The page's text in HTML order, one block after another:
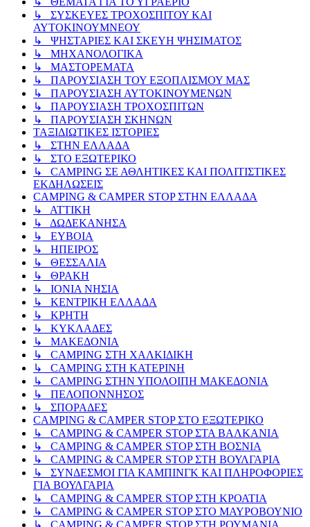
↳ ΣΥΣΚΕΥΕΣ ΤΡΟΧΟΣΠΙΤΟΥ ΚΑΙ
ΑΥΤΟΚΙΝΟΥΜΝΕΟΥ
↳ ΨΗΣΤΑΡΙΕΣ ΚΑΙ ΣΚΕΥΗ ΨΗΣΙΜΑΤΟΣ
↳ ΜΗΧΑΝΟΛΟΓΙΚΑ
↳ ΜΑΣΤΟΡΕΜΑΤΑ
↳ ΠΑΡΟΥΣΙΑΣΗ ΤΟΥ ΕΞΟΠΛΙΣΜΟΥ ΜΑΣ
↳ ΠΑΡΟΥΣΙΑΣΗ ΑΥΤΟΚΙΝΟΥΜΕΝΩΝ
↳ ΠΑΡΟΥΣΙΑΣΗ ΤΡΟΧΟΣΠΙΤΩΝ
↳ ΠΑΡΟΥΣΙΑΣΗ ΣΚΗΝΩΝ
ΤΑΞΙΔΙΩΤΙΚΕΣ ΙΣΤΟΡΙΕΣ
↳ ΣΤΗΝ ΕΛΛΑΔΑ
↳ ΣΤΟ ΕΞΩΤΕΡΙΚΟ
↳ CAMPING ΣΕ ΑΘΛΗΤΙΚΕΣ ΚΑΙ ΠΟΛΙΤΙΣΤΙΚΕΣ
ΕΚΔΗΛΩΣΕΙΣ
CAMPING & CAMPER STOP ΣΤΗN ΕΛΛΑΔΑ
↳ ΑΤΤΙΚΗ
↳ ΔΩΔΕΚΑΝΗΣΑ
↳ ΕΥΒΟΙΑ
↳ ΗΠΕΙΡΟΣ
↳ ΘΕΣΣΑΛΙΑ
↳ ΘΡΑΚΗ
↳ ΙΟΝΙΑ ΝΗΣΙΑ
↳ ΚΕΝΤΡΙΚΗ ΕΛΛΑΔΑ
↳ ΚΡΗΤΗ
↳ ΚΥΚΛΑΔΕΣ
↳ ΜΑΚΕΔΟΝΙΑ
↳ CAMPING ΣΤΗ ΧΑΛΚΙΔΙΚΗ
↳ CAMPING ΣΤΗ ΚΑΤΕΡΙΝΗ
↳ CAMPING ΣΤΗΝ ΥΠΟΛΟΙΠΗ ΜΑΚΕΔΟΝΙΑ
↳ ΠΕΛΟΠΟΝΝΗΣΟΣ
↳ ΣΠΟΡΑΔΕΣ
CAMPING & CAMPER STOP ΣΤΟ ΕΞΩΤΕΡΙΚΟ
↳ CAMPING & CAMPER STOP ΣΤΑ ΒΑΛΚΑΝΙΑ
↳ CAMPING & CAMPER STOP ΣΤΗ ΒΟΣΝΙΑ
↳ CAMPING & CAMPER STOP ΣΤΗ ΒΟΥΛΓΑΡΙΑ
↳ ΣΥΝΔΕΣΜΟΙ ΓΙΑ ΚΑΜΠΙΝΓΚ ΚΑΙ ΠΛΗΡΟΦΟΡΙΕΣ
ΓΙΑ ΒΟΥΛΓΑΡΙΑ
↳ CAMPING & CAMPER STOP ΣΤΗ ΚΡΟΑΤΙΑ
↳ CAMPING & CAMPER STOP ΣΤΟ ΜΑΥΡΟΒΟΥΝΙΟ
↳ CAMPING & CAMPER STOP ΣΤΗ ΡΟΥΜΑΝΙΑ